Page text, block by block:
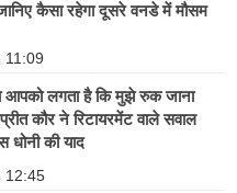
कैसा रहेगा दूसरे वनडे में मौसम
11:09
आपको लगता है कि मुझे रुक जाना
कौर ने रिटायरमेंट वाले सवाल
धोनी की याद
12:45